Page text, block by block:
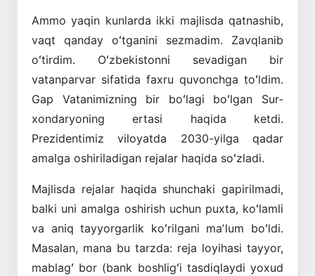
Ammo yaqin kunlarda ikki majlisda qatnashib,
vaqt qanday oʻtganini sezmadim. ­Zavqlanib
oʻtirdim. Oʻzbekistonni sevadigan bir
vatanparvar sifatida faxru quvonchga toʻldim.
Gap Vatanimizning bir boʻlagi boʻlgan Sur­
xondaryoning ertasi haqida ketdi.
Prezidentimiz viloyatda 2030-yilga qadar
amalga oshiriladigan rejalar haqida soʻzladi.
Majlisda rejalar haqida shunchaki gapirilmadi,
balki uni amalga oshirish uchun puxta, koʻlamli
va aniq tayyorgarlik koʻrilgani maʼlum boʻldi.
Masalan, mana bu tarzda: reja loyihasi tayyor,
mablagʻ bor (bank boshligʻi tasdiqlaydi yoxud